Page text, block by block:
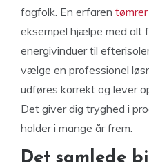
fagfolk. En erfaren tømrer
eksempel hjælpe med alt
energivinduer til
vælge en professionel
udføres korrekt og lever
Det giver dig tryghed i
holder i mange år frem.
Det samlede